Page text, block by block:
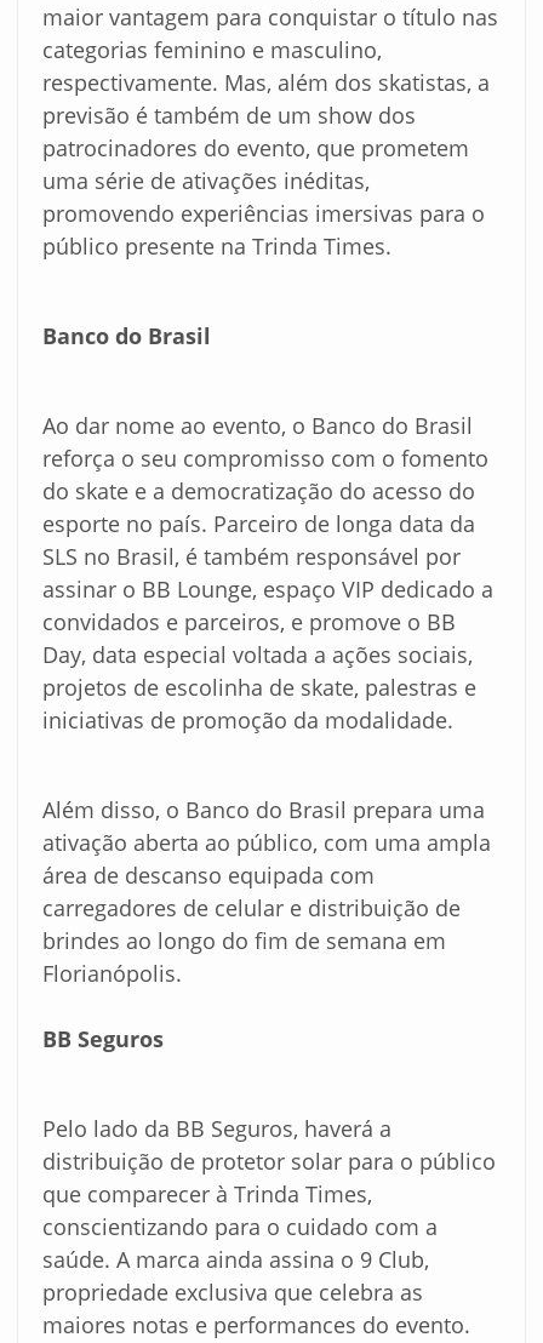
maior vantagem para conquistar o título nas
categorias feminino e masculino,
respectivamente. Mas, além dos skatistas, a
previsão é também de um show dos
patrocinadores do evento, que prometem
uma série de ativações inéditas,
promovendo experiências imersivas para o
público presente na Trinda Times.
Banco do Brasil
Ao dar nome ao evento, o Banco do Brasil
reforça o seu compromisso com o fomento
do skate e a democratização do acesso do
esporte no país. Parceiro de longa data da
SLS no Brasil, é também responsável por
assinar o BB Lounge, espaço VIP dedicado a
convidados e parceiros, e promove o BB
Day, data especial voltada a ações sociais,
projetos de escolinha de skate, palestras e
iniciativas de promoção da modalidade.
Além disso, o Banco do Brasil prepara uma
ativação aberta ao público, com uma ampla
área de descanso equipada com
carregadores de celular e distribuição de
brindes ao longo do fim de semana em
Florianópolis.
BB Seguros
Pelo lado da BB Seguros, haverá a
distribuição de protetor solar para o público
que comparecer à Trinda Times,
conscientizando para o cuidado com a
saúde. A marca ainda assina o 9 Club,
propriedade exclusiva que celebra as
maiores notas e performances do evento.